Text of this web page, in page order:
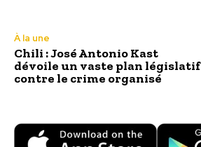
À la une
Chili : José Antonio Kast
dévoile un vaste plan législatif
contre le crime organisé